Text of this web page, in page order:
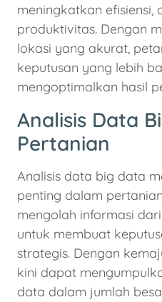
meningkatkan efisiensi,
produktivitas. Dengan
lokasi yang akurat,
keputusan yang lebih
mengoptimalkan hasil
Analisis Data
Pertanian
Analisis data big data
penting dalam
mengolah informasi
untuk membuat
strategis. Dengan
kini dapat
data dalam jumlah